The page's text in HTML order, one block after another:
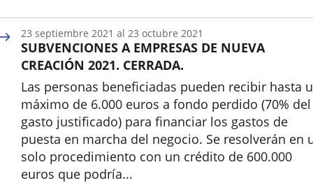
SUBVENCIONES A EMPRESAS DE NUEVA
CREACIÓN 2021. CERRADA.
Las personas beneficiadas pueden recibir hasta
máximo de 6.000 euros a fondo perdido (70% del
gasto justificado) para financiar los gastos de
puesta en marcha del negocio. Se resolverán en
solo procedimiento con un crédito de 600.000
euros que podría...
23 septiembre 2021 al 23 octubre 2021